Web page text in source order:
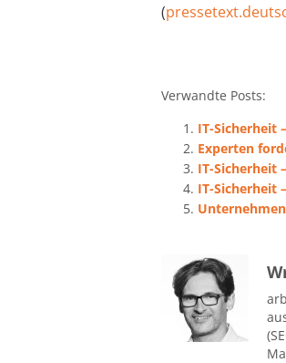
(
Verwandte Posts:
IT-Sicherheit
Experten
IT-Sicherheit
IT-Sicherheit